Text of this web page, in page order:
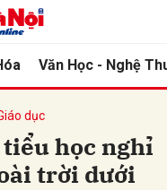
Văn Học - Nghệ
dục
học nghỉ
trời dưới